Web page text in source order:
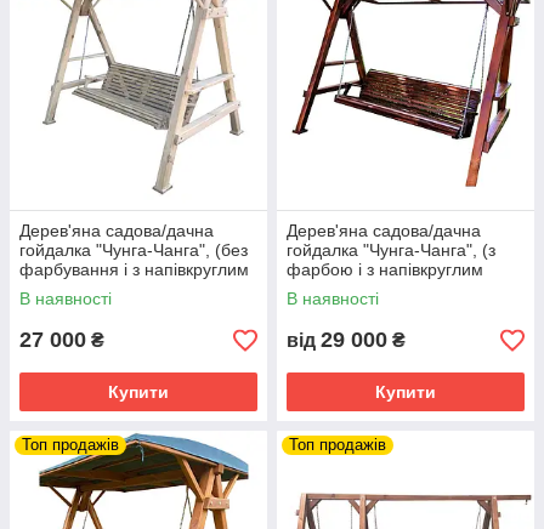
Дерев'яна садова/дачна
гойдалка "Чунга-Чанга", (без
фарбування і з напівкруглим
дахом, без покрівлі)
В наявності
27 000 ₴
Купити
Дерев'яна садова/дачна
гойдалка "Чунга-Чанга", (з
фарбою і з напівкруглим
дахом, без покрівлі)
В наявності
від 29 000 ₴
Купити
Топ продажів Топ продажів